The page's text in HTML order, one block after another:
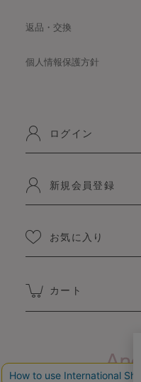
返品・交換
個人情報保護方針
ログイン
新規会員登録
お気に入り
カート